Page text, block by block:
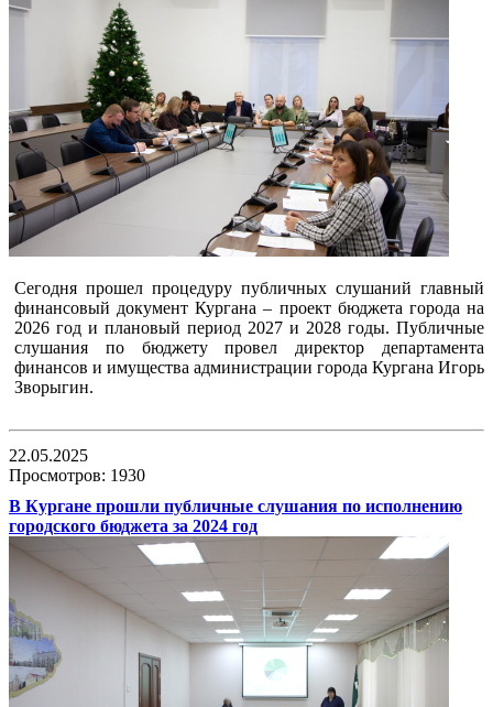
Сегодня прошел процедуру публичных слушаний главный
финансовый документ Кургана – проект бюджета города на
2026 год и плановый период 2027 и 2028 годы. Публичные
слушания по бюджету провел директор департамента
финансов и имущества администрации города Кургана Игорь
Зворыгин.
22.05.2025
Просмотров: 1930
В Кургане прошли публичные слушания по исполнению
городского бюджета за 2024 год